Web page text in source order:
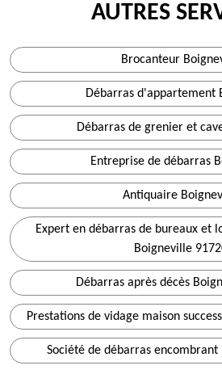
AUTRES
Brocanteur
Débarras d'appartement
Débarras de grenier et
Entreprise de débarras
Antiquaire
Expert en débarras de bureaux et
Boigneville
Débarras après décès
Prestations de vidage maison
Société de débarras